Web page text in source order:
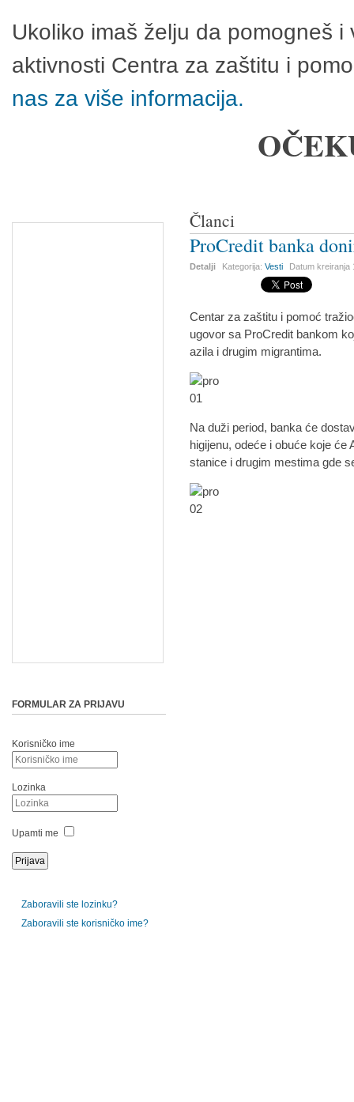
Ukoliko imaš želju da pomogneš
aktivnosti Centra za zaštitu i
nas za više informacija.
Članci
ProCredit banka
Detalji Kategorija:Vesti Datum kreiranja
Centar za zaštitu i pomoć
ugovor sa ProCredit bankom
azila i drugim migrantima.
Na duži period, banka će
higijenu, odeće i obuće koje će
stanice i drugim mestima gde
FORMULAR ZA PRIJAVU
Korisničko ime
Lozinka
Upamti me
Zaboravili ste lozinku?
Zaboravili ste korisničko ime?